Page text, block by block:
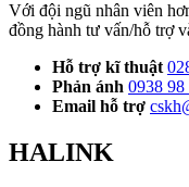
Với đội ngũ nhân viên
đồng hành tư vấn/hỗ trợ
Hỗ trợ kĩ thuật
Phản ánh 0938 98
Email hỗ trợ
HALINK